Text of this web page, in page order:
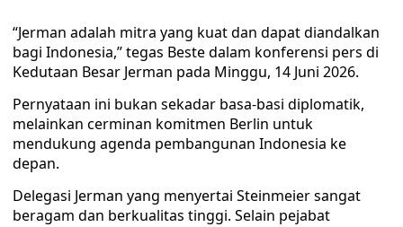
“Jerman adalah mitra yang kuat dan dapat diandalkan
bagi Indonesia,” tegas Beste dalam konferensi pers di
Kedutaan Besar Jerman pada Minggu, 14 Juni 2026.
Pernyataan ini bukan sekadar basa-basi diplomatik,
melainkan cerminan komitmen Berlin untuk
mendukung agenda pembangunan Indonesia ke
depan.
Delegasi Jerman yang menyertai Steinmeier sangat
beragam dan berkualitas tinggi. Selain pejabat